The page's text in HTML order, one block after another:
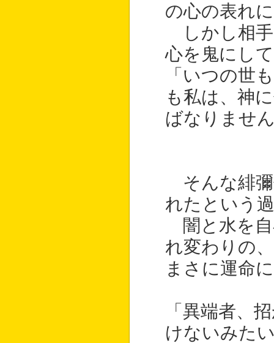
の心の表れ
しかし相手
心を鬼にし
「いつの世
も私は、神
ばなりませ
そんな緋彌
れたという
闇と水を自
れ変わりの
まさに運命
「異端者、
けないみた